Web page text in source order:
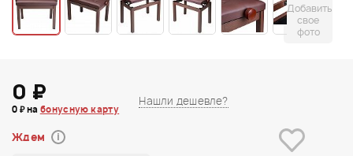
Добавить
свое
фото
0 ₽
0 ₽ на бонусную карту
Нашли дешевле?
Ждем i